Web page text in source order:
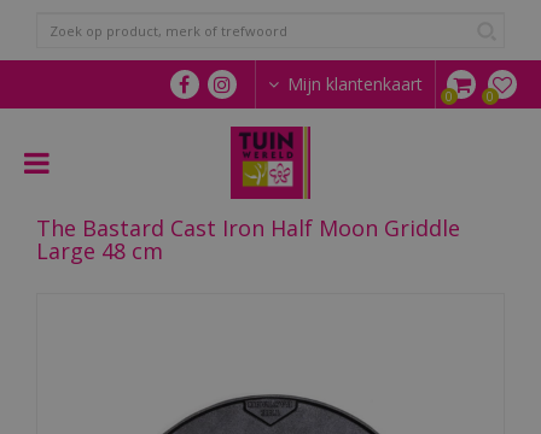
n
a
Mijn klantenkaart
The Bastard Cast Iron Half Moon Griddle
Large 48 cm